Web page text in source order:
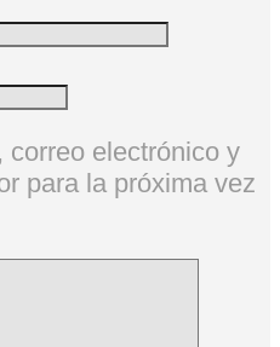
correo electrónico y
para la próxima vez